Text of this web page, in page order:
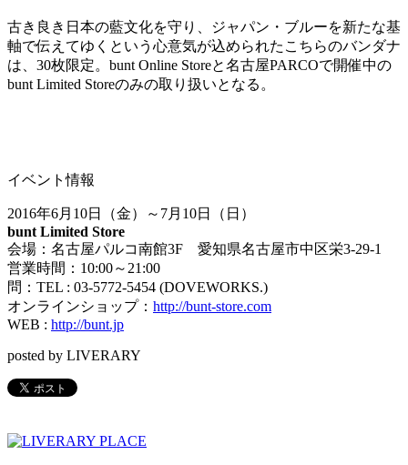
古き良き日本の藍文化を守り、ジャパン・ブルーを新たな基
軸で伝えてゆくという心意気が込められたこちらのバンダナ
は、30枚限定。bunt Online Storeと名古屋PARCOで開催中の
bunt Limited Storeのみの取り扱いとなる。
イベント情報
2016年6月10日（金）～7月10日（日）
bunt Limited Store
会場：名古屋パルコ南館3F 愛知県名古屋市中区栄3-29-1
営業時間：10:00～21:00
問：TEL : 03-5772-5454 (DOVEWORKS.)
オンラインショップ： http://bunt-store.com
WEB : http://bunt.jp
posted by LIVERARY